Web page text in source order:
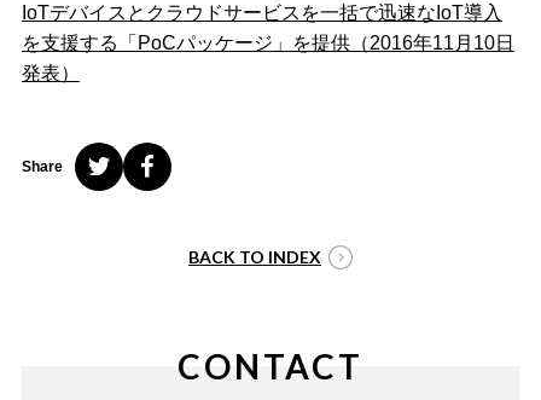
IoTデバイスとクラウドサービスを一括で迅速なIoT導入
を支援する「PoCパッケージ」を提供（2016年11月10日
発表）
Share
BACK TO INDEX
CONTACT